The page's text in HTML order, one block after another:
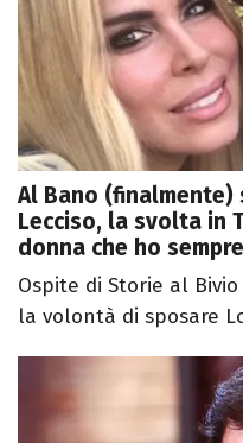
Al Bano (finalmente)
Lecciso, la svolta in
donna che ho
Ospite di Storie al
la volontà di sposare